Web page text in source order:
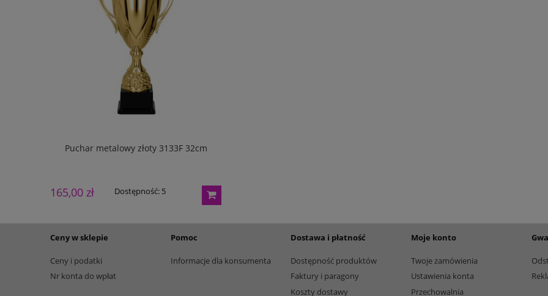
Puchar metalowy złoty 3133F 32cm
165,00 zł Dostępność: 5
Ceny w sklepie
Ceny i podatki
Nr konta do wpłat
Pomoc
Informacje dla konsumenta
Dostawa i płatność
Dostępność produktów
Faktury i paragony
Koszty dostawy
Moje konto
Twoje zamówienia
Ustawienia konta
Przechowalnia